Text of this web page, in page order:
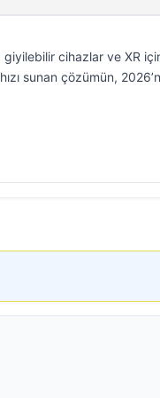
cihazlar ve XR
sunan çözümün,